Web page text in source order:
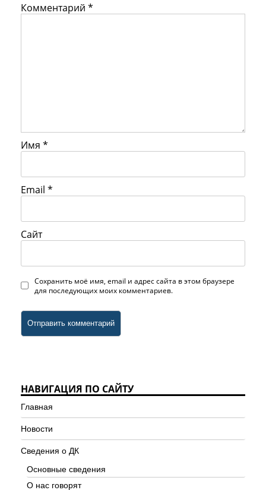
Комментарий *
Имя *
Email *
Сайт
Сохранить моё имя, email и адрес сайта в этом браузере
для последующих моих комментариев.
НАВИГАЦИЯ ПО САЙТУ
Главная
Новости
Сведения о ДК
Основные сведения
О нас говорят